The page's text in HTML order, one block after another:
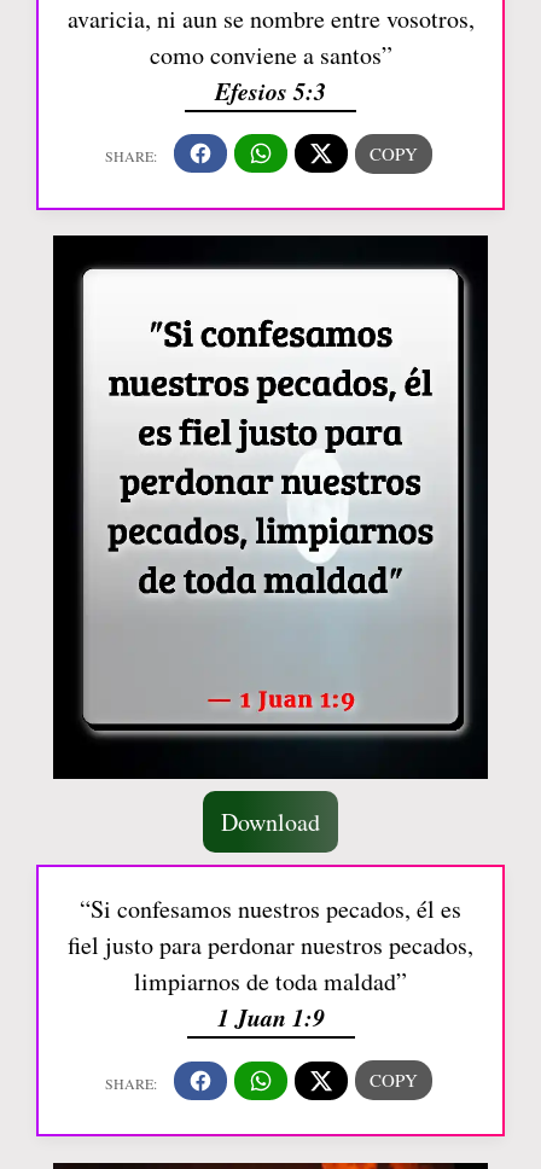
avaricia, ni aun se nombre entre vosotros,
como conviene a santos”
Efesios 5:3
Download
“Si confesamos nuestros pecados, él es
fiel justo para perdonar nuestros pecados,
limpiarnos de toda maldad”
1 Juan 1:9